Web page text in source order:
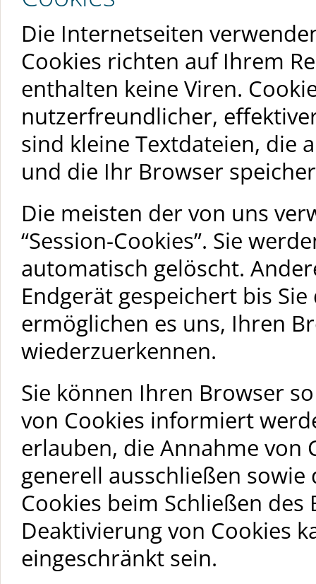
Die Internetseiten
Cookies richten auf Ihrem
enthalten keine Viren.
nutzerfreundlicher,
sind kleine Textdateien, die
und die Ihr Browser
Die meisten der von uns
“Session-Cookies”. Sie
automatisch gelöscht.
Endgerät gespeichert bis
ermöglichen es uns, Ihren
wiederzuerkennen.
Sie können Ihren Browser
von Cookies informiert
erlauben, die Annahme von
generell ausschließen
Cookies beim Schließen
Deaktivierung von Cookies
eingeschränkt sein.